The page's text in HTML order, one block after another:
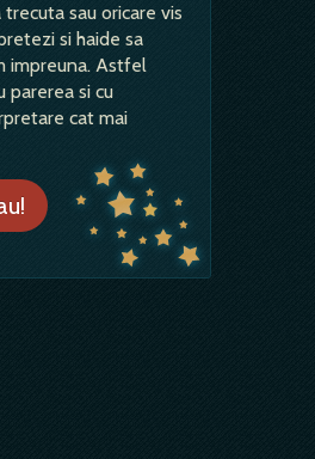
sau oricare vis
si haide sa
impreuna. Astfel
parerea si cu
cat mai